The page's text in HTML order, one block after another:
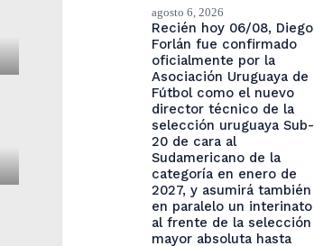
agosto 6, 2026
Recién hoy 06/08, Diego
Forlán fue confirmado
oficialmente por la
Asociación Uruguaya de
Fútbol como el nuevo
director técnico de la
selección uruguaya Sub-
20 de cara al
Sudamericano de la
categoría en enero de
2027, y asumirá también
en paralelo un interinato
al frente de la selección
mayor absoluta hasta